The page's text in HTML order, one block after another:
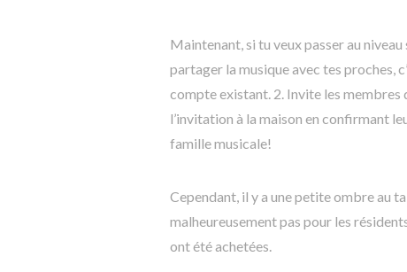
Maintenant, si tu veux passer au
partager la musique avec tes proches,
compte existant. 2. Invite les
l’invitation à la maison en confirmant
famille musicale!
Cependant, il y a une petite ombre au
malheureusement pas pour les
ont été achetées.